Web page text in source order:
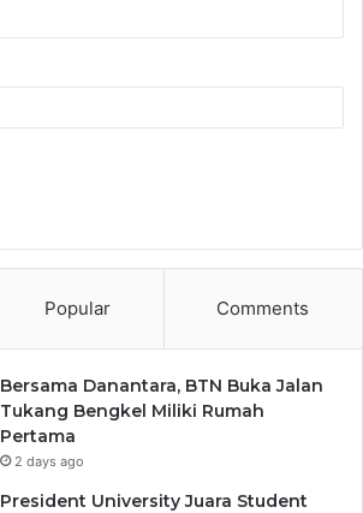
Popular Comments
Bersama Danantara, BTN Buka Jalan
Tukang Bengkel Miliki Rumah
Pertama
2 days ago
President University Juara Student